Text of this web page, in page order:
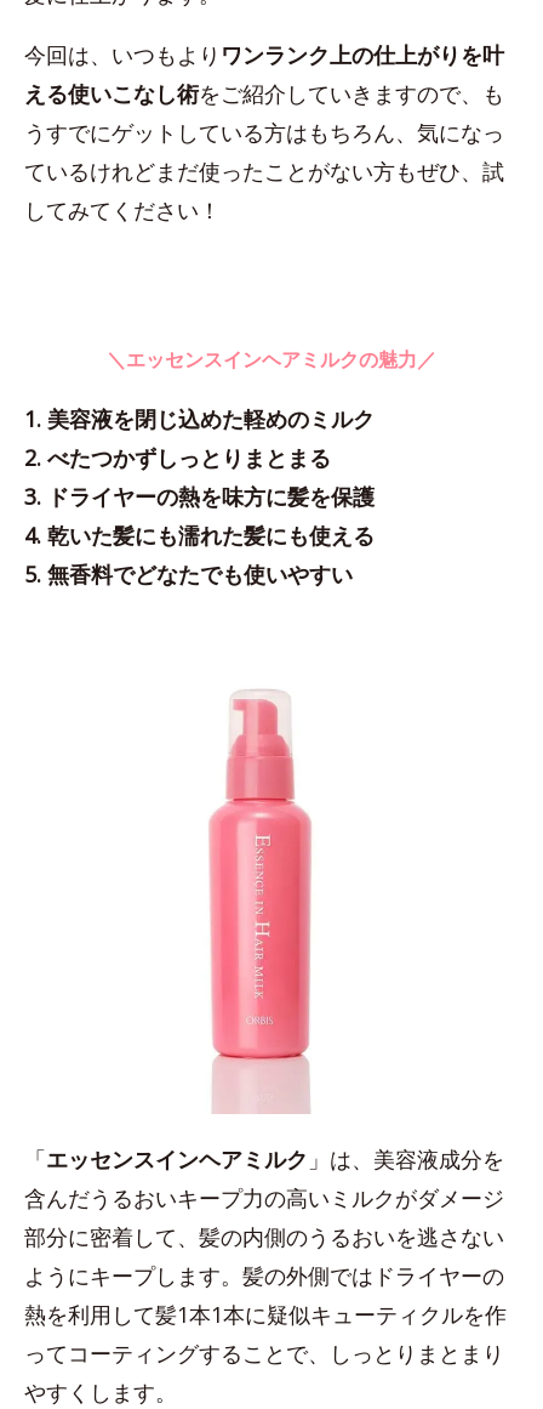
今回は、いつもより ワンランク上の仕上がりを叶
える使いこなし術をご紹介していきますので、も
うすでにゲットしている方はもちろん、気になっ
ているけれどまだ使ったことがない方もぜひ、試
してみてください！
＼エッセンスインヘアミルクの魅力／
1. 美容液を閉じ込めた軽めのミルク
2. べたつかずしっとりまとまる
3. ドライヤーの熱を味方に髪を保護
4. 乾いた髪にも濡れた髪にも使える
5. 無香料でどなたでも使いやすい
「エッセンスインヘアミルク 」は、美容液成分を
含んだうるおいキープ力の高いミルクがダメージ
部分に密着して、髪の内側のうるおいを逃さない
ようにキープします。髪の外側ではドライヤーの
熱を利用して髪1本1本に疑似キューティクルを作
ってコーティングすることで、しっとりまとまり
やすくします。